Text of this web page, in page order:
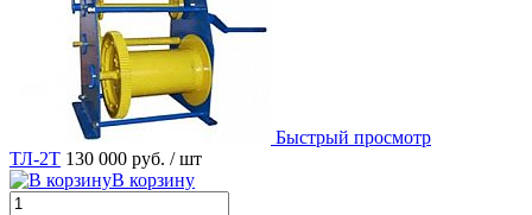
Быстрый просмотр
ТЛ-2Т 130 000 руб. / шт
В корзину